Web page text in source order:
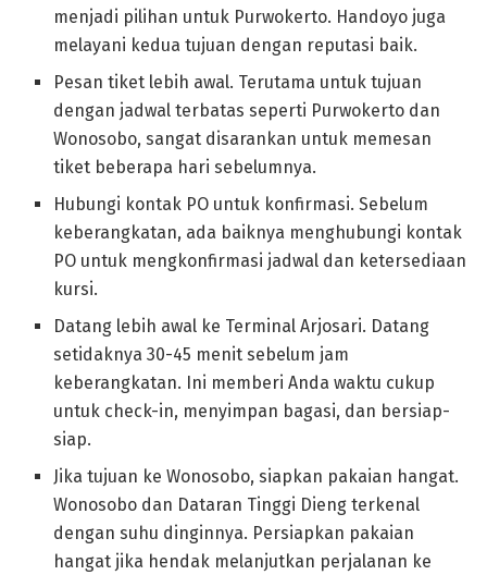
menjadi pilihan untuk Purwokerto. Handoyo juga
melayani kedua tujuan dengan reputasi baik.
Pesan tiket lebih awal. Terutama untuk tujuan
dengan jadwal terbatas seperti Purwokerto dan
Wonosobo, sangat disarankan untuk memesan
tiket beberapa hari sebelumnya.
Hubungi kontak PO untuk konfirmasi. Sebelum
keberangkatan, ada baiknya menghubungi kontak
PO untuk mengkonfirmasi jadwal dan ketersediaan
kursi.
Datang lebih awal ke Terminal Arjosari. Datang
setidaknya 30-45 menit sebelum jam
keberangkatan. Ini memberi Anda waktu cukup
untuk check-in, menyimpan bagasi, dan bersiap-
siap.
Jika tujuan ke Wonosobo, siapkan pakaian hangat.
Wonosobo dan Dataran Tinggi Dieng terkenal
dengan suhu dinginnya. Persiapkan pakaian
hangat jika hendak melanjutkan perjalanan ke